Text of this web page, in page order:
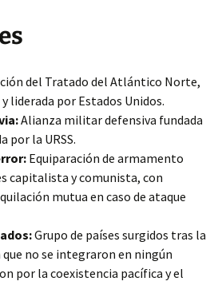
del Tratado del Atlántico Norte,
liderada por Estados Unidos.
Alianza militar defensiva fundada
por la URSS.
Equiparación de armamento
capitalista y comunista, con
mutua en caso de ataque
Grupo de países surgidos tras la
no se integraron en ningún
por la coexistencia pacífica y el